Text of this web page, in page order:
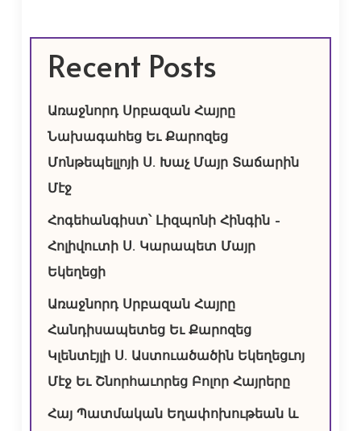
Recent Posts
Առաջնորդ Սրբազան Հայրը
Նախագահեց Եւ Քարոզեց
Մոնթեպելլոյի Ս. Խաչ Մայր Տաճարին
Մէջ
Հոգեհանգիստ՝ Լիզպոնի Հինգին –
Հոլիվուտի Ս. Կարապետ Մայր
Եկեղեցի
Առաջնորդ Սրբազան Հայրը
Հանդիսապետեց Եւ Քարոզեց
Կլենտէյլի Ս. Աստուածածին Եկեղեցւոյ
Մէջ Եւ Շնորհաւորեց Բոլոր Հայրերը
Հայ Պատմական Եղափոխութեան և